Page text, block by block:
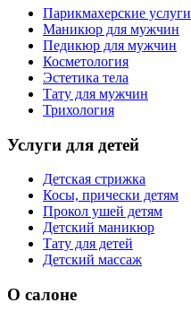
Парикмахерские услуги
Маникюр для мужчин
Педикюр для мужчин
Косметология
Эстетика тела
Тату для мужчин
Трихология
Услуги для детей
Детская стрижка
Косы, прически детям
Прокол ушей детям
Детский маникюр
Тату для детей
Детский массаж
О салоне